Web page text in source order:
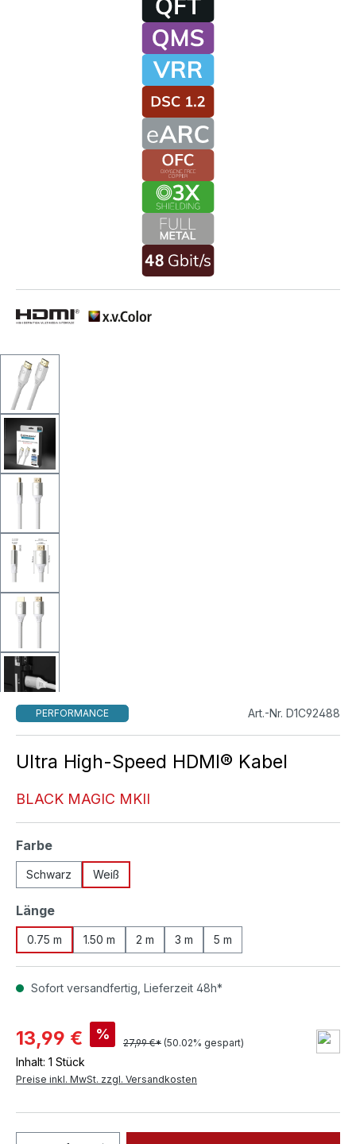
PERFORMANCE Art.-Nr. D1C92488
Ultra High-Speed HDMI® Kabel
BLACK MAGIC MKII
Farbeauswählen
Schwarz Weiß
Längeauswählen
0.75 m 1.50 m 2 m 3 m 5 m
Sofort versandfertig, Lieferzeit 48h*
13,99 € %
27,99 €* (50.02% gespart)
Inhalt: 1 Stück
Preise inkl. MwSt. zzgl. Versandkosten